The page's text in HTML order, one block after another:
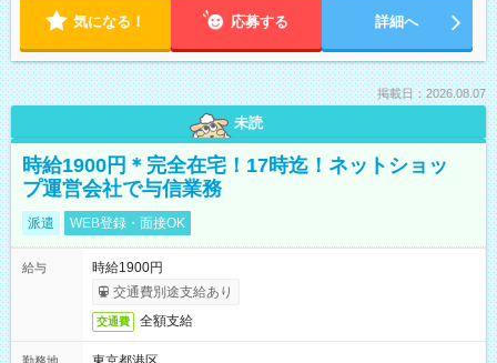
気になる！ 応募する 詳細へ
掲載日：2026.08.07
未読
時給1900円＊完全在宅！17時迄！ネットショッ
プ運営会社で与信業務
派遣 WEB登録・面接OK
給与
時給1900円
交通費別途支給あり
交通費 全額支給